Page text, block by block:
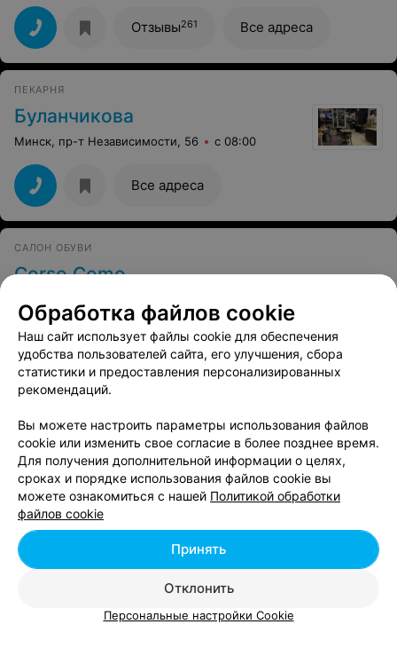
оказалась подошва из вонючей китайской резины((( Так
что - советую - в Мега топе - нюхайте обувь перед
покупкой. Вернуть мне деньги отказались - вы уже
носили, только через экспертизу. Знаем мы ваши
экспертизы!
Отзывы261 Все адреса
ПЕКАРНЯ
Буланчикова
Минск, пр-т Независимости, 56 с 08:00
Все адреса
САЛОН ОБУВИ
Corso Como
Все адреса
Birgitta
Минск, пр-т Независимости, 56 с 10:00
Все адреса
Обработка файлов cookie
Наш сайт использует файлы cookie для обеспечения
удобства пользователей сайта, его улучшения, сбора
статистики и предоставления персонализированных
рекомендаций.
Вы можете настроить параметры использования файлов
cookie или изменить свое согласие в более позднее время.
Для получения дополнительной информации о целях,
сроках и порядке использования файлов cookie вы
можете ознакомиться с нашей Политикой обработки
файлов cookie
Отклонить
Принять
Персональные настройки Cookie